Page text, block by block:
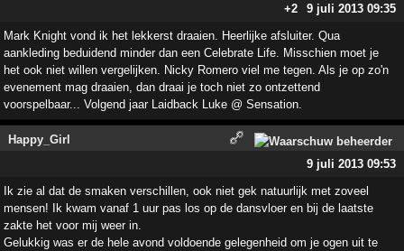
+2
9 juli 2013 09:35
Mark Knight vond ik het lekkerst draaien. Heerlijke afsluiter. Qua
aankleding beduidend minder dan een Celebrate Life. Misschien moet je
het ook niet willen vergelijken. Nicky Romero viel me tegen. Als je op zo'n
evenement mag draaien, dan draai je toch niet zo ontzettend
voorspelbaar... Volgend jaar Laidback Luke @ Sensation.
Happy_Girl
9 juli 2013 09:53
Ik zie al dat de smaken verschillen, ook niet gek natuurlijk met zoveel
mensen! Ik kwam vanaf 1 uur pas los op de dansvloer en bij de laatste
zakte het voor mij weer in.
Gelukkig was er de hele avond voldoende gelegenheid om je ogen uit te